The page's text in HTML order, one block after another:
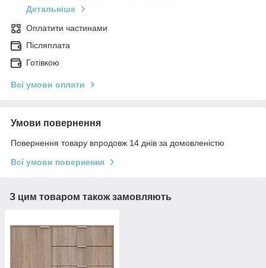
Детальніше
Оплатити частинами
Післяплата
Готівкою
Всі умови оплати
Умови повернення
Повернення товару впродовж 14 днів за домовленістю
Всі умови повернення
З цим товаром також замовляють